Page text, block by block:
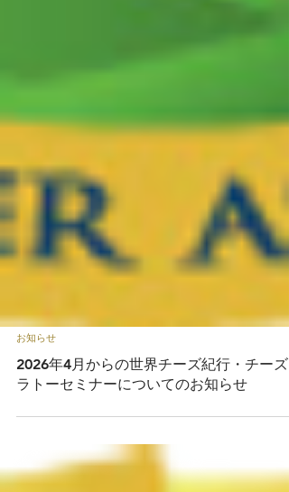
お知らせ
2026年4月からの世界チーズ紀行・チーズ
ラトーセミナーについてのお知らせ